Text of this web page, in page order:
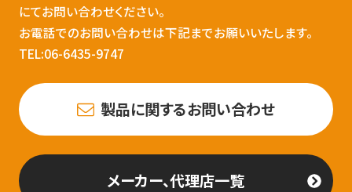
にてお問い合わせください。
お電話でのお問い合わせは下記までお願いいたします。
TEL:06-6435-9747
製品に関するお問い合わせ
メーカー、代理店一覧